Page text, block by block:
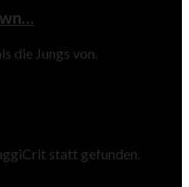
die Jungs von.
statt gefunden.